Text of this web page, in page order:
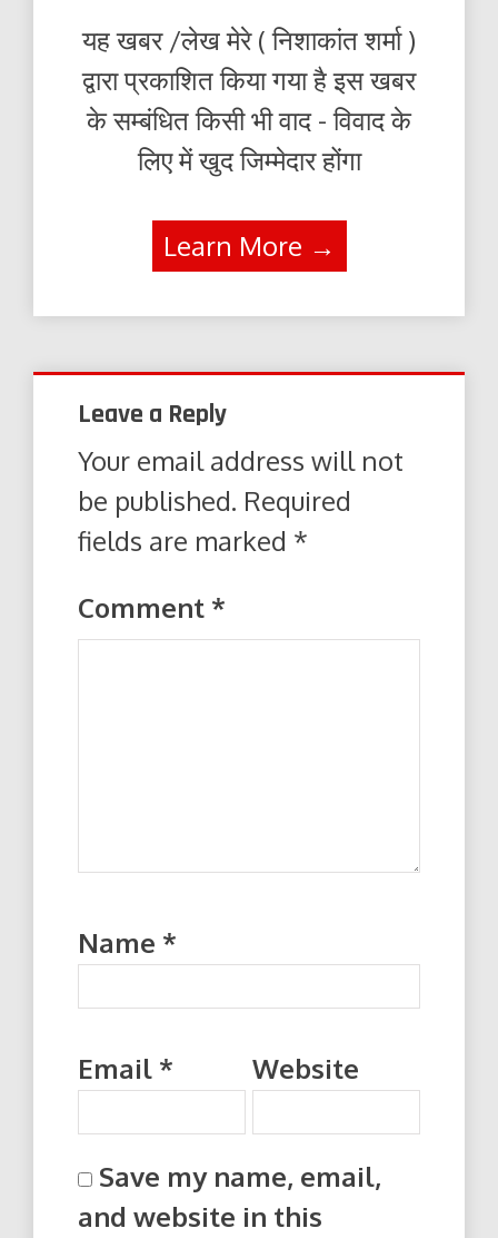
यह खबर /लेख मेरे ( निशाकांत शर्मा )
द्वारा प्रकाशित किया गया है इस खबर
के सम्बंधित किसी भी वाद - विवाद के
लिए में खुद जिम्मेदार होंगा
Learn More →
Leave a Reply
Your email address will not
be published. Required
fields are marked *
Comment *
Name *
Email * Website
Save my name, email,
and website in this